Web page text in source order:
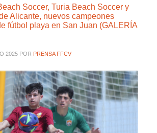
Soccer, Turia Beach Soccer y
Alicante, nuevos campeones
fútbol playa en San Juan (GALERÍA
2025 POR PRENSA FFCV